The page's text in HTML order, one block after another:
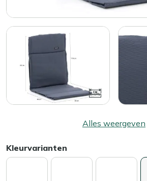
Alles weergeven
Kleurvarianten